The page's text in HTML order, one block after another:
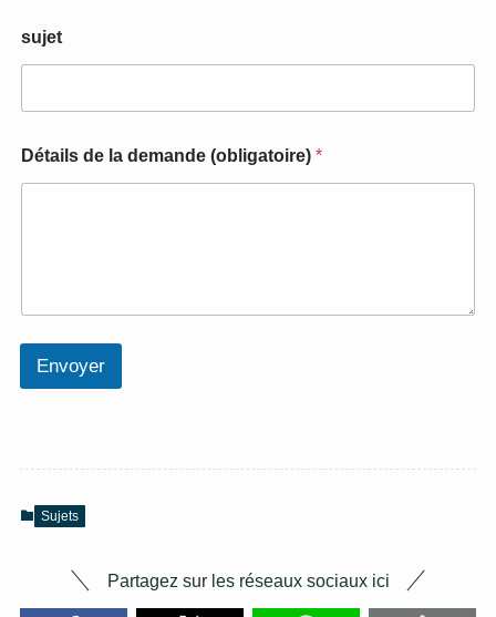
[
O
l
g
sujet
Détails de la demande (obligatoire) *
Envoyer
Sujets
Partagez sur les réseaux sociaux ici